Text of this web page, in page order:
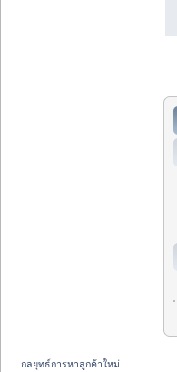
กลยุทธ์การหาลูกค้าใหม่